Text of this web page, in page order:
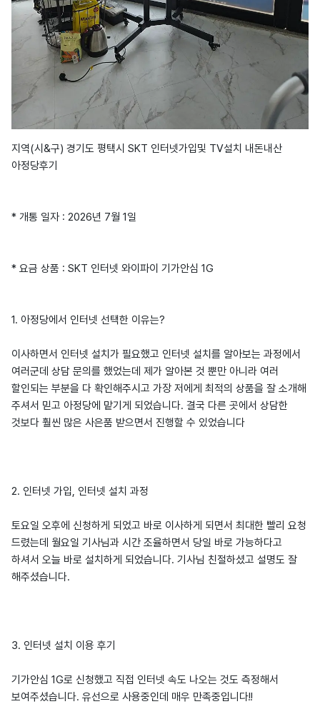
지역(시&구) 경기도 평택시 SKT 인터넷가입및 TV설치 내돈내산
아정당후기
* 개통 일자 : 2026년 7월 1일
* 요금 상품 : SKT 인터넷 와이파이 기가안심 1G
1. 아정당에서 인터넷 선택한 이유는?
이사하면서 인터넷 설치가 필요했고 인터넷 설치를 알아보는 과정에서
여러군데 상담 문의를 했었는데 제가 알아본 것 뿐만 아니라 여러
할인되는 부분을 다 확인해주시고 가장 저에게 최적의 상품을 잘 소개해
주셔서 믿고 아정당에 맡기게 되었습니다. 결국 다른 곳에서 상담한
것보다 훨씬 많은 사은품 받으면서 진행할 수 있었습니다
2. 인터넷 가입, 인터넷 설치 과정
토요일 오후에 신청하게 되었고 바로 이사하게 되면서 최대한 빨리 요청
드렸는데 월요일 기사님과 시간 조율하면서 당일 바로 가능하다고
하셔서 오늘 바로 설치하게 되었습니다. 기사님 친절하셨고 설명도 잘
해주셨습니다.
3. 인터넷 설치 이용 후기
기가안심 1G로 신청했고 직접 인터넷 속도 나오는 것도 측정해서
보여주셨습니다. 유선으로 사용중인데 매우 만족중입니다!!